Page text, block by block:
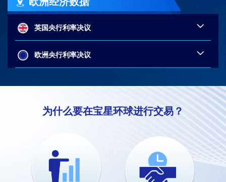
英国央行利率决议
欧洲央行利率决议
为什么要在宝星环球进行交易？